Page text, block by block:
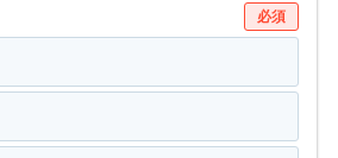
必須